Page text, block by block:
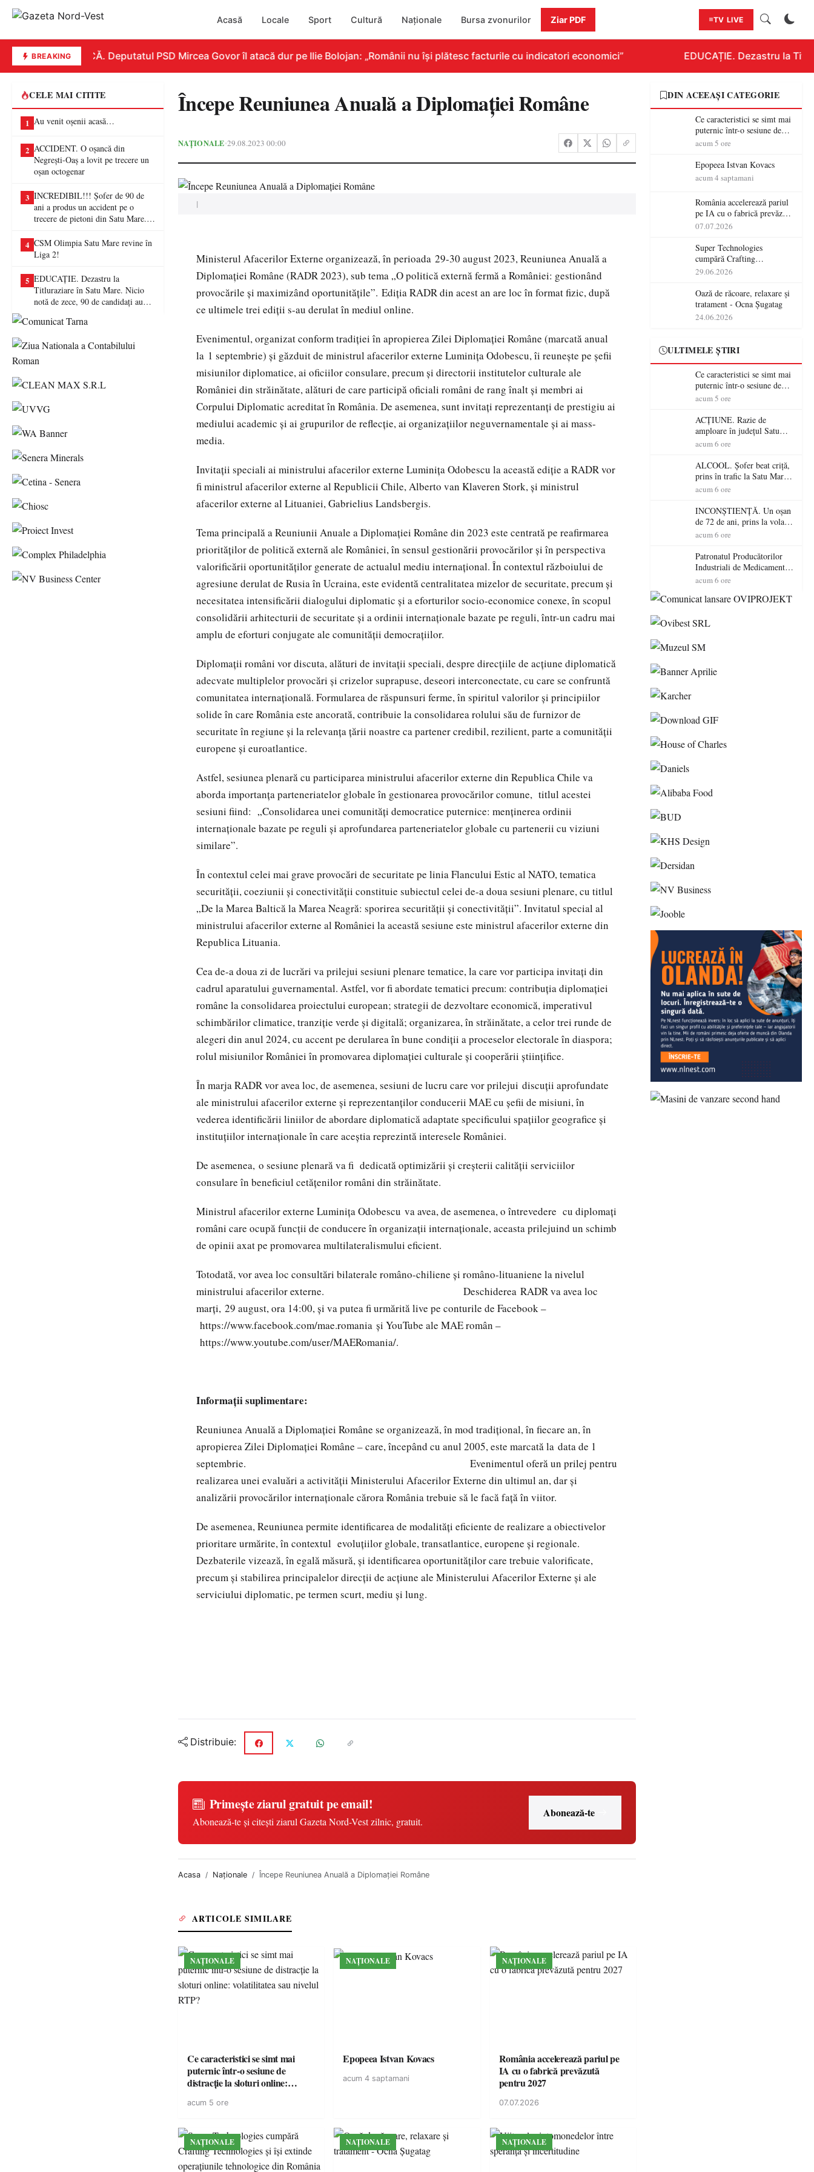
Acasă Locale Sport Cultură Naționale Bursa zvonurilor Ziar PDF TV LIVE
BREAKINGREPLICĂ. Deputatul PSD Mircea Govor îl atacă dur pe Ilie Bolojan: „Românii nu își plătesc facturile cu indicatori economici” EDUCAȚIE. Dezastru la
CELE MAI CITITE
1 Au venit oșenii acasă…
2 ACCIDENT. O oșancă din
Negrești-Oaș a lovit pe trecere un
oșan octogenar
3 INCREDIBIL!!! Șofer de 90 de
ani a produs un accident pe o
trecere de pietoni din Satu Mare. O
4 CSM Olimpia Satu Mare revine în
Liga 2!
5 EDUCAȚIE. Dezastru la
Titluraziare în Satu Mare. Nicio
notă de zece, 90 de candidați au
Începe Reuniunea Anuală a Diplomației Române
NAȚIONALE•29.08.2023 00:00
|
Ministerul Afacerilor Externe organizează, în perioada 29-30 august 2023, Reuniunea Anuală a
Diplomației Române (RADR 2023), sub tema „O politică externă fermă a României: gestionând
provocările și maximizând oportunitățile”. Ediția RADR din acest an are loc în format fizic, după
ce ultimele trei ediții s-au derulat în mediul online.
Evenimentul, organizat conform tradiției în apropierea Zilei Diplomației Române (marcată anual
la 1 septembrie) și găzduit de ministrul afacerilor externe Luminița Odobescu, îi reuneşte pe şefii
misiunilor diplomatice, ai oficiilor consulare, precum și directorii institutelor culturale ale
României din străinătate, alături de care participă oficiali români de rang înalt și membri ai
Corpului Diplomatic acreditat în România. De asemenea, sunt invitați reprezentanți de prestigiu ai
mediului academic și ai grupurilor de reflecție, ai organizațiilor neguvernamentale și ai mass-
media.
Invitații speciali ai ministrului afacerilor externe Luminița Odobescu la această ediție a RADR vor
fi ministrul afacerilor externe al Republicii Chile, Alberto van Klaveren Stork, și ministrul
afacerilor externe al Lituaniei, Gabrielius Landsbergis.
Tema principală a Reuniunii Anuale a Diplomației Române din 2023 este centrată pe reafirmarea
priorităților de politică externă ale României, în sensul gestionării provocărilor și în perspectiva
valorificării oportunităților generate de actualul mediu internațional. În contextul războiului de
agresiune derulat de Rusia în Ucraina, este evidentă centralitatea mizelor de securitate, precum și
necesitatea intensificării dialogului diplomatic și a eforturilor socio-economice conexe, în scopul
consolidării arhitecturii de securitate și a ordinii internaționale bazate pe reguli, într-un cadru mai
amplu de eforturi conjugate ale comunității democrațiilor.
Diplomații români vor discuta, alături de invitații speciali, despre direcțiile de acțiune diplomatică
adecvate multiplelor provocări și crizelor suprapuse, deseori interconectate, cu care se confruntă
comunitatea internațională. Formularea de răspunsuri ferme, în spiritul valorilor și principiilor
solide în care România este ancorată, contribuie la consolidarea rolului său de furnizor de
securitate în regiune și la relevanța țării noastre ca partener credibil, rezilient, parte a comunității
europene și euroatlantice.
Astfel, sesiunea plenară cu participarea ministrului afacerilor externe din Republica Chile va
aborda importanța parteneriatelor globale în gestionarea provocărilor comune, titlul acestei
sesiuni fiind: „Consolidarea unei comunități democratice puternice: menținerea ordinii
internaționale bazate pe reguli și aprofundarea parteneriatelor globale cu partenerii cu viziuni
similare”.
În contextul celei mai grave provocări de securitate pe linia Flancului Estic al NATO, tematica
securității, coeziunii și conectivității constituie subiectul celei de-a doua sesiuni plenare, cu titlul
„De la Marea Baltică la Marea Neagră: sporirea securității și conectivității”. Invitatul special al
ministrului afacerilor externe al României la această sesiune este ministrul afacerilor externe din
Republica Lituania.
Cea de-a doua zi de lucrări va prilejui sesiuni plenare tematice, la care vor participa invitați din
cadrul aparatului guvernamental. Astfel, vor fi abordate tematici precum: contribuția diplomației
române la consolidarea proiectului european; strategii de dezvoltare economică, imperativul
schimbărilor climatice, tranziție verde și digitală; organizarea, în străinătate, a celor trei runde de
alegeri din anul 2024, cu accent pe derularea în bune condiții a proceselor electorale în diaspora;
rolul misiunilor României în promovarea diplomației culturale și cooperării științifice.
În marja RADR vor avea loc, de asemenea, sesiuni de lucru care vor prilejui discuții aprofundate
ale ministrului afacerilor externe și reprezentanților conducerii MAE cu șefii de misiuni, în
vederea identificării liniilor de abordare diplomatică adaptate specificului spațiilor geografice și
instituțiilor internaționale în care aceștia reprezintă interesele României.
De asemenea, o sesiune plenară va fi dedicată optimizării și creșterii calității serviciilor
consulare în beneficiul cetățenilor români din străinătate.
Ministrul afacerilor externe Luminița Odobescu va avea, de asemenea, o întrevedere cu diplomați
români care ocupă funcții de conducere în organizații internaționale, aceasta prilejuind un schimb
de opinii axat pe promovarea multilateralismului eficient.
Totodată, vor avea loc consultări bilaterale româno-chiliene și româno-lituaniene la nivelul
ministrului afacerilor externe. Deschiderea RADR va avea loc
marți, 29 august, ora 14:00, și va putea fi urmărită live pe conturile de Facebook –
https://www.facebook.com/mae.romania și YouTube ale MAE român –
https://www.youtube.com/user/MAERomania/.
Informații suplimentare:
Reuniunea Anuală a Diplomației Române se organizează, în mod tradițional, în fiecare an, în
apropierea Zilei Diplomației Române – care, începând cu anul 2005, este marcată la data de 1
septembrie. Evenimentul oferă un prilej pentru
realizarea unei evaluări a activității Ministerului Afacerilor Externe din ultimul an, dar și
analizării provocărilor internaționale cărora România trebuie să le facă față în viitor.
De asemenea, Reuniunea permite identificarea de modalități eficiente de realizare a obiectivelor
prioritare urmărite, în contextul evoluțiilor globale, transatlantice, europene și regionale.
Dezbaterile vizează, în egală măsură, și identificarea oportunităților care trebuie valorificate,
precum și stabilirea principalelor direcții de acțiune ale Ministerului Afacerilor Externe și ale
serviciului diplomatic, pe termen scurt, mediu și lung.
Distribuie:
Primește ziarul gratuit pe email!
Abonează-te și citești ziarul Gazeta Nord-Vest zilnic, gratuit.
Abonează-te
Acasa Naționale Începe Reuniunea Anuală a Diplomației Române
ARTICOLE SIMILARE
NAȚIONALE
Ce caracteristici se simt mai
puternic într-o sesiune de
distracție la sloturi online:
acum 5 ore
NAȚIONALE
Epopeea Istvan Kovacs
acum 4 saptamani
NAȚIONALE
România accelerează pariul pe
IA cu o fabrică prevăzută
pentru 2027
07.07.2026
NAȚIONALE NAȚIONALE NAȚIONALE
DIN ACEEAȘI CATEGORIE
Ce caracteristici se simt mai
puternic într-o sesiune de
distracție la sloturi online:
RTP?
acum 5 ore
Epopeea Istvan Kovacs
acum 4 saptamani
România accelerează pariul
pe IA cu o fabrică prevăzută
pentru 2027
07.07.2026
Super Technologies
cumpără Crafting
Technologies și își extinde
România
29.06.2026
Oază de răcoare, relaxare și
tratament - Ocna Șugatag
24.06.2026
ULTIMELE ȘTIRI
Ce caracteristici se simt mai
puternic într-o sesiune de
distracție la sloturi online:
RTP?
acum 5 ore
ACȚIUNE. Razie de
amploare în județul Satu
Mare! Polițiștii au dat sute
șoferi fără permis într-o
singură zi
acum 6 ore
ALCOOL. Șofer beat criță,
prins în trafic la Satu Mare!
Alcoolemie uriașă
acum 6 ore
INCONȘTIENȚĂ. Un oșan
de 72 de ani, prins la volan
fără permis! Polițiștii l-au
acum 6 ore
Patronatul Producătorilor
Industriali de Medicamente
din România (PRIMER):
energie electrică a fabricilor
pericol accesul pacienților la
acum 6 ore